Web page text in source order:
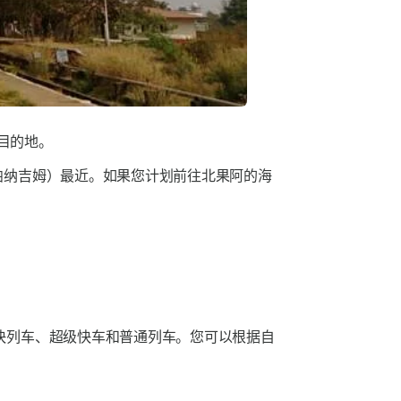
地。
吉姆）最近。如果您计划前往北果阿的海
车、超级快车和普通列车。您可以根据自